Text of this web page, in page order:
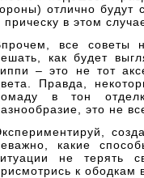
отлично будут
прическу в этом
все советы
как будет
– это не тот
Правда,
в тон
это не
какие
не терять
к ободкам